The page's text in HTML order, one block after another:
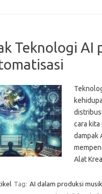
Teknologi AI
cara kita
dampak
Alat
Tag: AI dalam produksi musik